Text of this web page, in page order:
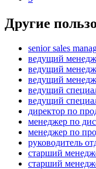
Другие
senior sales
ведущий
ведущий
ведущий
ведущий
ведущий
директор по
менеджер по
менеджер по
руководитель
старший
старший